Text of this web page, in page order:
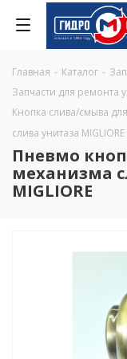
Главная - Каталог -
Запчасти для ремонта
Кнопка слива/смыва
слива унитаза MIGLIORE
Пневмо
механизма
MIGLIORE